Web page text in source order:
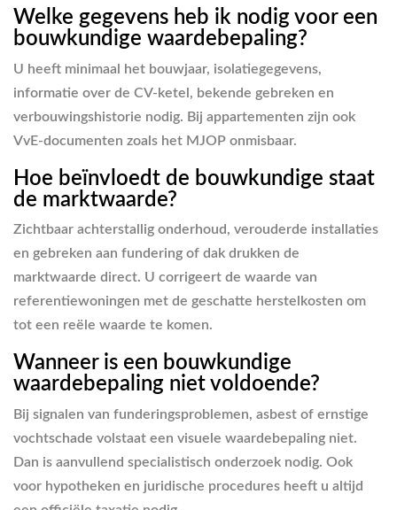
Welke gegevens heb ik nodig voor een
bouwkundige waardebepaling?
U heeft minimaal het bouwjaar, isolatiegegevens,
informatie over de CV-ketel, bekende gebreken en
verbouwingshistorie nodig. Bij appartementen zijn ook
VvE-documenten zoals het MJOP onmisbaar.
Hoe beïnvloedt de bouwkundige staat
de marktwaarde?
Zichtbaar achterstallig onderhoud, verouderde installaties
en gebreken aan fundering of dak drukken de
marktwaarde direct. U corrigeert de waarde van
referentiewoningen met de geschatte herstelkosten om
tot een reële waarde te komen.
Wanneer is een bouwkundige
waardebepaling niet voldoende?
Bij signalen van funderingsproblemen, asbest of ernstige
vochtschade volstaat een visuele waardebepaling niet.
Dan is aanvullend specialistisch onderzoek nodig. Ook
voor hypotheken en juridische procedures heeft u altijd